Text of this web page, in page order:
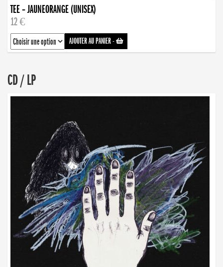
TEE – JAUNEORANGE (UNISEX)
12 €
AJOUTER AU PANIER-
CD / LP